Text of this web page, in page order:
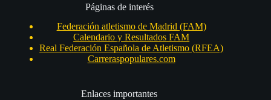
Páginas de interés
Federación atletismo de Madrid (FAM)
Calendario y Resultados FAM
Real Federación Española de Atletismo (RFEA)
Carreraspopulares.com
Enlaces importantes